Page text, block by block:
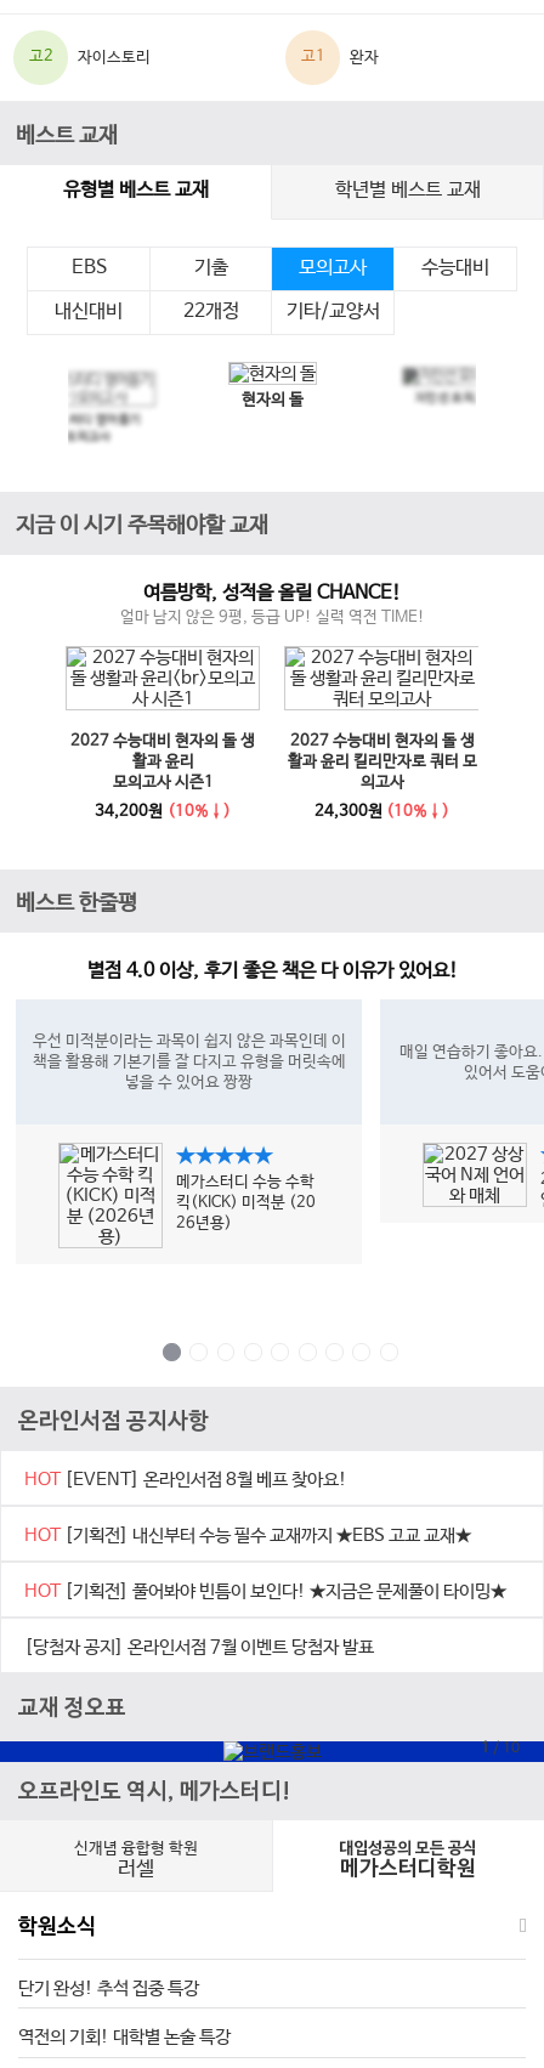
고2 자이스토리 고1 완자
베스트 교재
유형별 베스트 교재 학년별 베스트 교재
EBS 기출 모의고사
수능대비
내신대비
22개정 기타/교양서
메가스터디 영어듣기
모의고사
현자의 돌 지인선 모의고사
이전 슬라이드
지금 이 시기 주목해야할 교재
여름방학, 성적을 올릴 CHANCE!
얼마 남지 않은 9평, 등급 UP! 실력 역전 TIME!
2027 수능대비 현자의 돌 생
활과 윤리
모의고사 시즌1
34,200원 (10%↓)
2027 수능대비 현자의 돌 생
활과 윤리 킬리만자로 쿼터 모
의고사
24,300원 (10%↓)
이전 슬라이드 다음 슬라이드
베스트 한줄평
별점 4.0 이상, 후기 좋은 책은 다 이유가 있어요!
우선 미적분이라는 과목이 쉽지 않은 과목인데 이
책을 활용해 기본기를 잘 다지고 유형을 머릿속에
넣을 수 있어요 짱짱
★★★★★
메가스터디 수능 수학
킥(KICK) 미적분 (20
26년용)
매일 연습하기 좋아
있어서 도
온라인서점 공지사항
HOT[EVENT] 온라인서점 8월 베프 찾아요!
HOT[기획전] 내신부터 수능 필수 교재까지 ★EBS 고교 교재★
HOT[기획전] 풀어봐야 빈틈이 보인다! ★지금은 문제풀이 타이밍★
[당첨자 공지] 온라인서점 7월 이벤트 당첨자 발표
교재 정오표
1 / 10
오프라인도 역시, 메가스터디!
신개념 융합형 학원
러셀
대입성공의 모든 공식
메가스터디학원
학원소식
단기 완성! 추석 집중 특강
역전의 기회! 대학별 논술 특강